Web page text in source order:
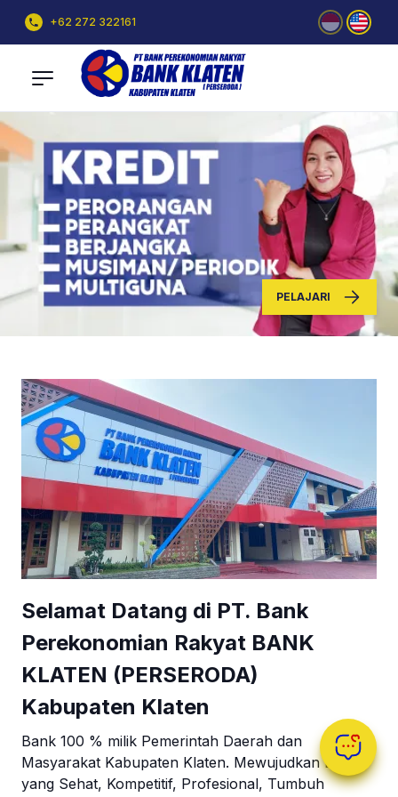
+62 272 322161
PELAJARI
Selamat Datang di PT. Bank
Perekonomian Rakyat BANK
KLATEN (PERSERODA)
Kabupaten Klaten
Bank 100 % milik Pemerintah Daerah dan
Masyarakat Kabupaten Klaten. Mewujudkan BPR
yang Sehat, Kompetitif, Profesional, Tumbuh